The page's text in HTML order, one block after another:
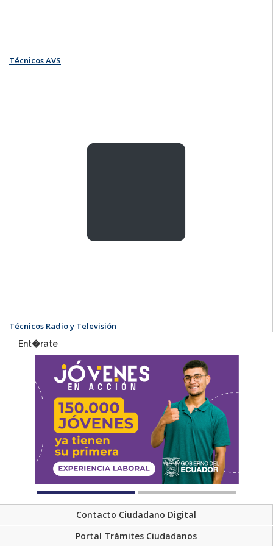
Técnicos AVS
Técnicos Radio y Televisión
Ent�rate
Contacto Ciudadano Digital
Portal Trámites Ciudadanos